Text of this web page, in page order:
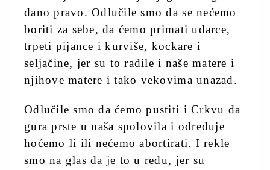
dano pravo. Odlučile smo da se nećemo
boriti za sebe, da ćemo primati udarce,
trpeti pijance i kurviše, kockare i
seljačine, jer su to radile i naše matere i
njihove matere i tako vekovima unazad.
Odlučile smo da ćemo pustiti i Crkvu da
gura prste u naša spolovila i određuje
hoćemo li ili nećemo abortirati. I rekle
smo na glas da je to u redu, jer su